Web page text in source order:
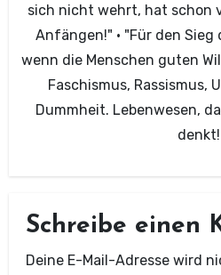
sich nicht wehrt, hat schon
Anfängen!" · "Für den Sieg
wenn die Menschen guten
Faschismus, Rassismus,
Dummheit. Lebenwesen,
denkt!
Schreibe einen
Deine E-Mail-Adresse wird